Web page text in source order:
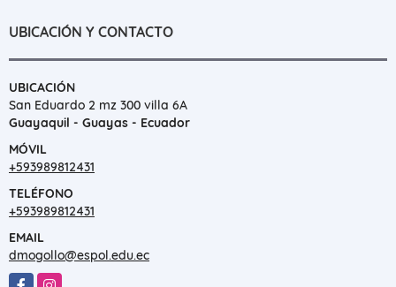
UBICACIÓN Y CONTACTO
UBICACIÓN
San Eduardo 2 mz 300 villa 6A
Guayaquil - Guayas - Ecuador
MÓVIL
+593989812431
TELÉFONO
+593989812431
EMAIL
dmogollo@espol.edu.ec
FacebookInstagram